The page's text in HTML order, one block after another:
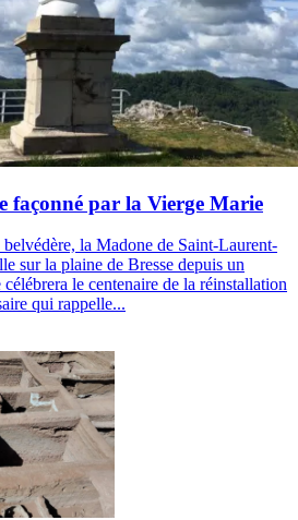
façonné par la Vierge Marie
belvédère, la Madone de Saint-Laurent-
sur la plaine de Bresse depuis un
le centenaire de la réinstallation
qui rappelle...